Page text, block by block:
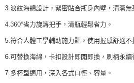
２．關於個人資料處理事宜，請瀏覽以下網址
３．未成年的使用者請事先徵得法定代理人或
任。
時審查核予不同之上限額度；若仍有額度不足
請求用戶進行身份認證。
５．嚴禁一人註冊多個帳號或使用他人資訊註
3.浪紋海綿設計，緊密貼合瓶身內壁，清潔無
4.360°省力旋轉把手，清瓶輕鬆省力。
5.符合人體工學輔助施力點，使用握感舒適不
6.可替換海綿，卡扣設計即開即換，刷柄永續
7.多杯型適用，深入各式口徑、容量。